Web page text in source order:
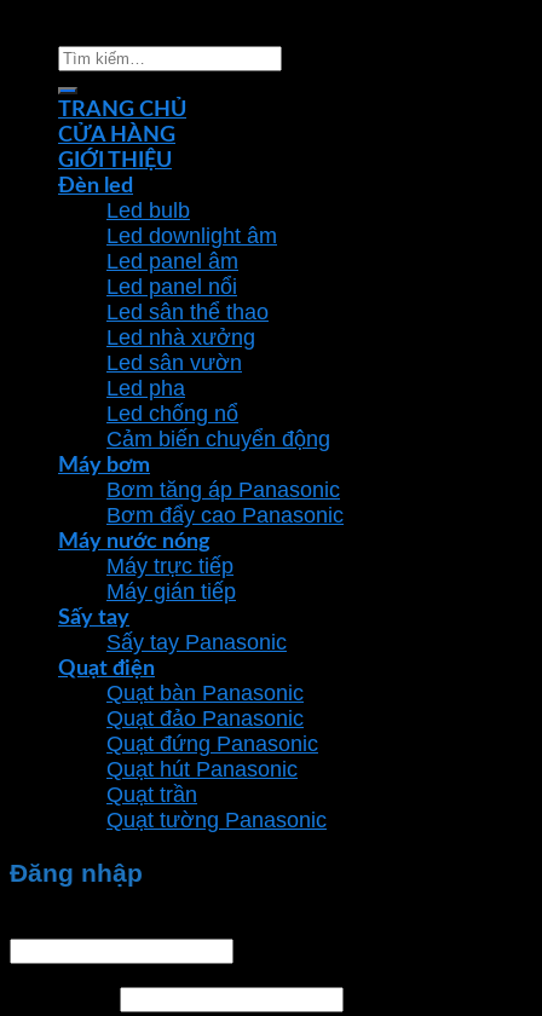
Tìm
kiếm:
TRANG CHỦ
CỬA HÀNG
GIỚI THIỆU
Đèn led
Led bulb
Led downlight âm
Led panel âm
Led panel nổi
Led sân thể thao
Led nhà xưởng
Led sân vườn
Led pha
Led chống nổ
Cảm biến chuyển động
Máy bơm
Bơm tăng áp Panasonic
Bơm đẩy cao Panasonic
Máy nước nóng
Máy trực tiếp
Máy gián tiếp
Sấy tay
Sấy tay Panasonic
Quạt điện
Quạt bàn Panasonic
Quạt đảo Panasonic
Quạt đứng Panasonic
Quạt hút Panasonic
Quạt trần
Quạt tường Panasonic
Đăng nhập